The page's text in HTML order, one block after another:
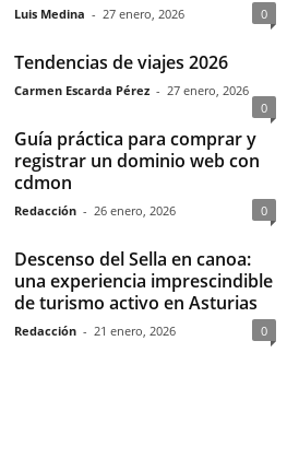
Luis Medina - 27 enero, 2026 0
Tendencias de viajes 2026
Carmen Escarda Pérez - 27 enero, 2026
0
Guía práctica para comprar y
registrar un dominio web con
cdmon
Redacción - 26 enero, 2026 0
Descenso del Sella en canoa:
una experiencia imprescindible
de turismo activo en Asturias
Redacción - 21 enero, 2026 0